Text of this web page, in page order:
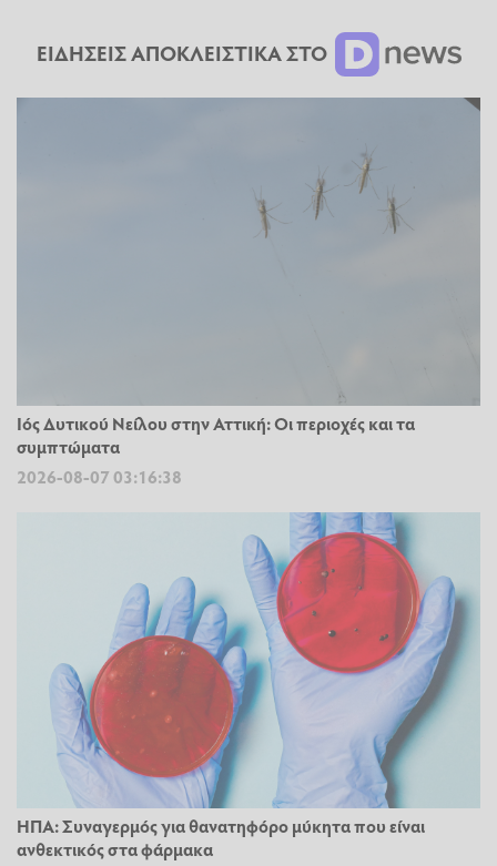
ΕΙΔΗΣΕΙΣ ΑΠΟΚΛΕΙΣΤΙΚΑ ΣΤΟ
Ιός Δυτικού Νείλου στην Αττική: Οι περιοχές και τα
συμπτώματα
2026-08-07 03:16:38
ΗΠΑ: Συναγερμός για θανατηφόρο μύκητα που είναι
ανθεκτικός στα φάρμακα